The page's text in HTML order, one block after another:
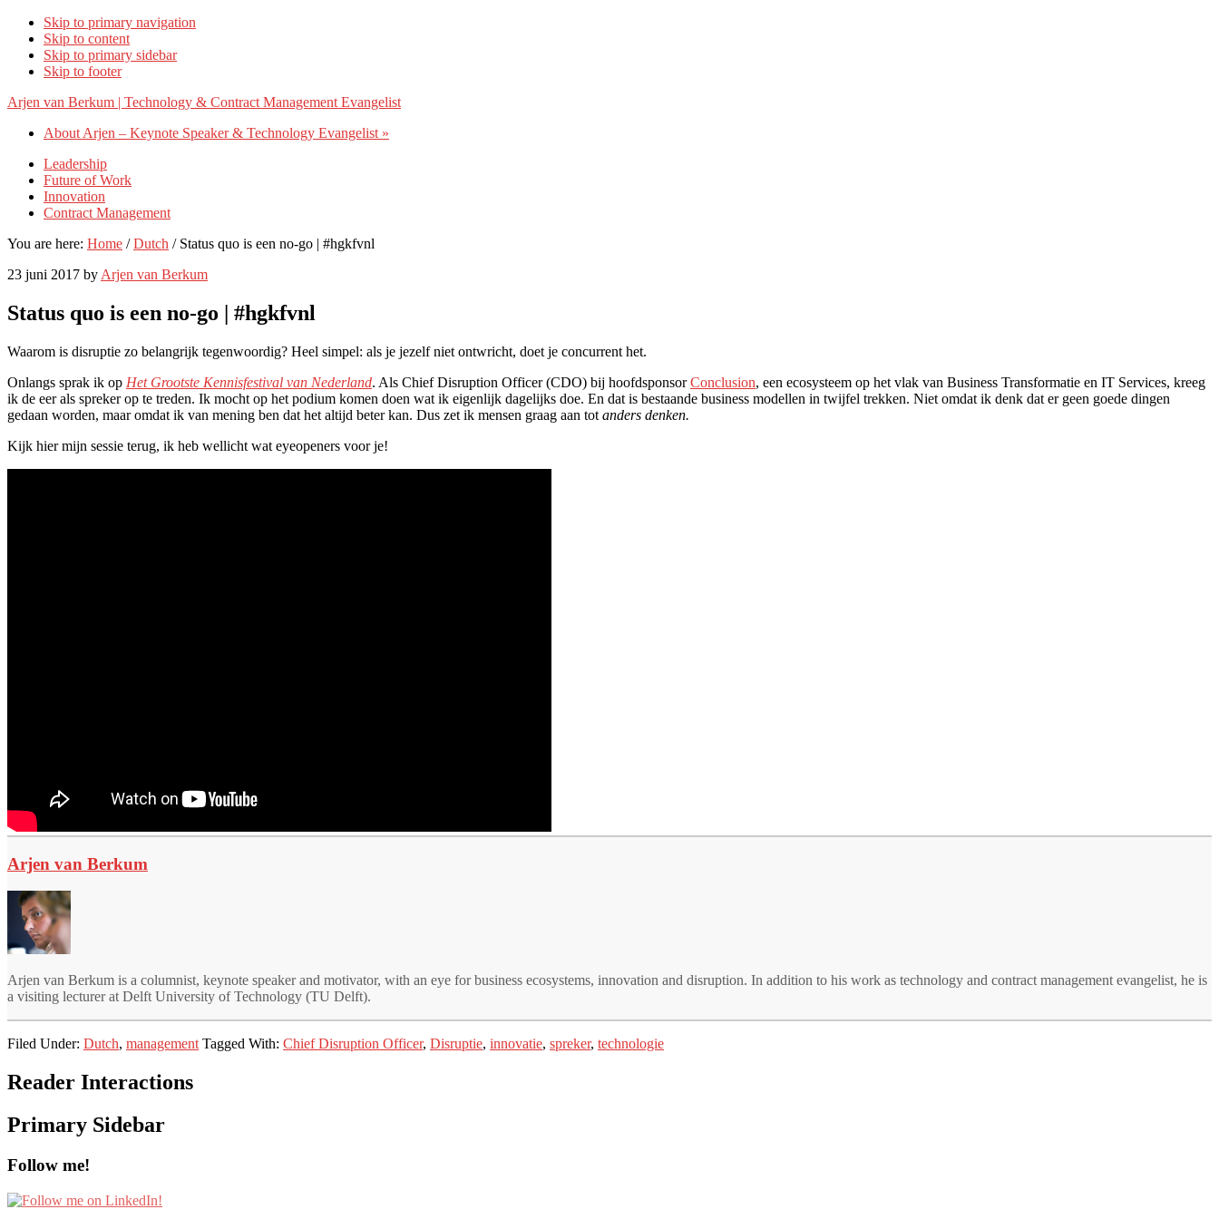
Skip to primary navigation
Skip to content
Skip to primary sidebar
Skip to footer
Arjen van Berkum | Technology & Contract Management Evangelist
About Arjen – Keynote Speaker & Technology Evangelist »
Leadership
Future of Work
Innovation
Contract Management
You are here: Home / Dutch /Status quo is een no-go | #hgkfvnl
23 juni 2017 by Arjen van Berkum
Status quo is een no-go | #hgkfvnl
Waarom is disruptie zo belangrijk tegenwoordig? Heel simpel: als je jezelf niet ontwricht, doet je concurrent het.
Onlangs sprak ik op Het Grootste Kennisfestival van Nederland. Als Chief Disruption Officer (CDO) bij hoofdsponsorConclusion, een ecosysteem op het vlak van Business Transformatie en IT Services, kreeg
ik de eer als spreker op te treden. Ik mocht op het podium komen doen wat ik eigenlijk dagelijks doe. En dat is bestaande business modellen in twijfel trekken. Niet omdat ik denk dat er geen goede dingen
gedaan worden, maar omdat ik van mening ben dat het altijd beter kan. Dus zet ik mensen graag aan tot anders denken.
Kijk hier mijn sessie terug, ik heb wellicht wat eyeopeners voor je!
Arjen van Berkum
Arjen van Berkum is a columnist, keynote speaker and motivator, with an eye for business ecosystems, innovation and disruption. In addition to his work as technology and contract management evangelist, he is
a visiting lecturer at Delft University of Technology (TU Delft).
Filed Under: Dutch, management Tagged With: Chief Disruption Officer, Disruptie, innovatie, spreker, technologie
Reader Interactions
Primary Sidebar
Follow me!